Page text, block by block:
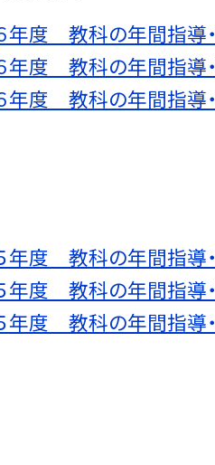
年度 教科の年間指導
年度 教科の年間指導
年度 教科の年間指導
年度 教科の年間指導
年度 教科の年間指導
年度 教科の年間指導